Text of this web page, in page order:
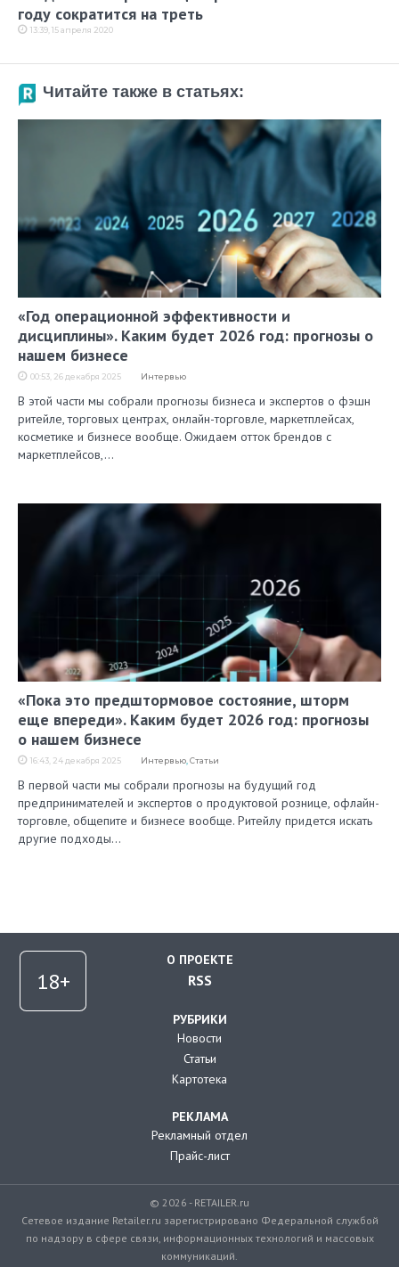
году сократится на треть
13:39, 15 апреля 2020
Читайте также в статьях:
«Год операционной эффективности и
дисциплины». Каким будет 2026 год: прогнозы о
нашем бизнесе
00:53, 26 декабря 2025 Интервью
В этой части мы собрали прогнозы бизнеса и экспертов о фэшн
ритейле, торговых центрах, онлайн-торговле, маркетплейсах,
косметике и бизнесе вообще. Ожидаем отток брендов с
маркетплейсов,…
«Пока это предштормовое состояние, шторм
еще впереди». Каким будет 2026 год: прогнозы
о нашем бизнесе
16:43, 24 декабря 2025 Интервью,Статьи
В первой части мы собрали прогнозы на будущий год
предпринимателей и экспертов о продуктовой рознице, офлайн-
торговле, общепите и бизнесе вообще. Ритейлу придется искать
другие подходы…
О ПРОЕКТЕ
RSS
РУБРИКИ
Новости
Статьи
Картотека
РЕКЛАМА
Рекламный отдел
Прайс-лист
© 2026 - RETAILER.ru
Сетевое издание Retailer.ru зарегистрировано Федеральной службой
по надзору в сфере связи, информационных технологий и массовых
коммуникаций.